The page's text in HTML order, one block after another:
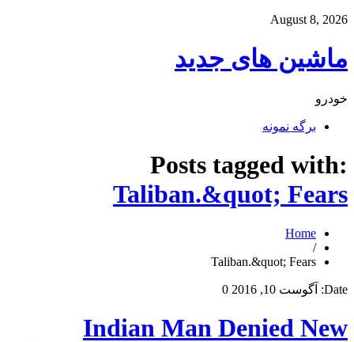
August 8, 2026
ماشین های جدید
خودرو
برگه نمونه
Posts tagged with:
Taliban.&quot; Fears
Home
/
Taliban.&quot; Fears
Date: آگوست 10, 2016 0
Indian Man Denied New